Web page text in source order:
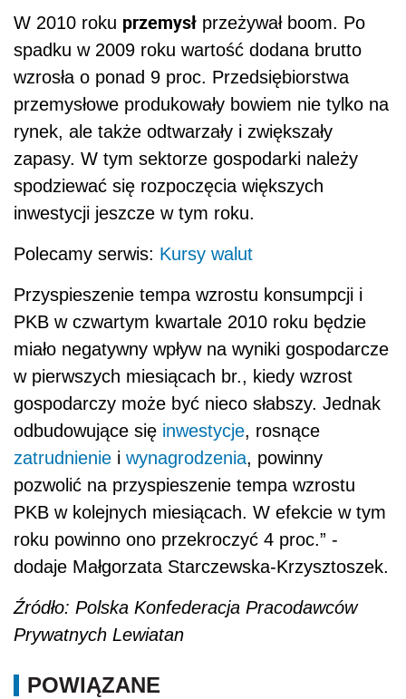
W 2010 roku przemysł przeżywał boom. Po
spadku w 2009 roku wartość dodana brutto
wzrosła o ponad 9 proc. Przedsiębiorstwa
przemysłowe produkowały bowiem nie tylko na
rynek, ale także odtwarzały i zwiększały
zapasy. W tym sektorze gospodarki należy
spodziewać się rozpoczęcia większych
inwestycji jeszcze w tym roku.
Polecamy serwis: Kursy walut
Przyspieszenie tempa wzrostu konsumpcji i
PKB w czwartym kwartale 2010 roku będzie
miało negatywny wpływ na wyniki gospodarcze
w pierwszych miesiącach br., kiedy wzrost
gospodarczy może być nieco słabszy. Jednak
odbudowujące się inwestycje, rosnące
zatrudnienie i wynagrodzenia, powinny
pozwolić na przyspieszenie tempa wzrostu
PKB w kolejnych miesiącach. W efekcie w tym
roku powinno ono przekroczyć 4 proc.” -
dodaje Małgorzata Starczewska-Krzysztoszek.
Źródło: Polska Konfederacja Pracodawców
Prywatnych Lewiatan
POWIĄZANE